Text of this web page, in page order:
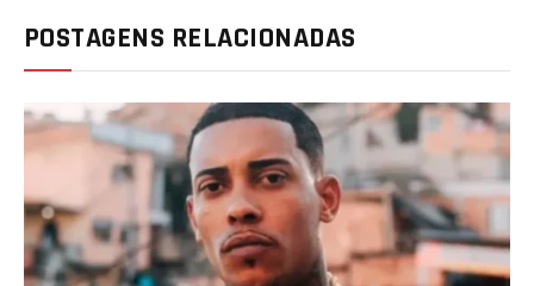
POSTAGENS RELACIONADAS